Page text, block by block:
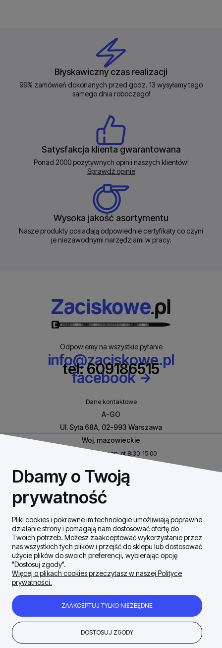
Błyskawiczny czas realizacji
99% zamówień dokonanych przed godz. 13 wysyłamy tego
samego dnia roboczego!
Satysfakcja klienta gwarantowana
Ponad 2000 pozytywnych opinii naszych klientów!
Sprawdź opinie
Wysoka jakość asortymentu
Nasze produkty posiadają odpowiednie certyfikaty co czyni
je niezawodnymi narzędziami w pracy.
Odpowiemy na wszystkie pytanie
info@zaciskowe.pl
tel: 609186515
facebook
Dane kontaktowe
A-GO
Ul. Syta 68A, 02-993 Warszawa
Woj. mazowieckie
Biuro czynne w pn-pt 8:30-15:00
REGON: 146926170
Szybki Kontakt
Dostawa / płatności
Zakupy Regulamin
Firma
Dbamy o Twoją
prywatność
Pliki cookies i pokrewne im technologie umożliwiają poprawne
działanie strony i pomagają nam dostosować ofertę do
Twoich potrzeb. Możesz zaakceptować wykorzystanie przez
nas wszystkich tych plików i przejść do sklepu lub dostosować
użycie plików do swoich preferencji, wybierając opcję
"Dostosuj zgody".
Więcej o plikach cookies przeczytasz w naszej Polityce
prywatności.
ZAAKCEPTUJ TYLKO NIEZBĘDNE
DOSTOSUJ ZGODY